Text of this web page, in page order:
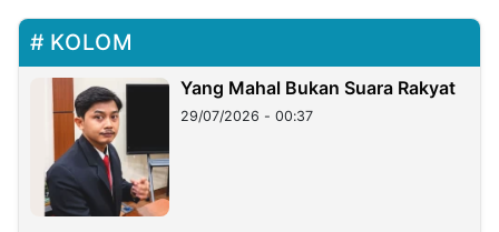
KOLOM
Yang Mahal Bukan Suara Rakyat
29/07/2026 - 00:37